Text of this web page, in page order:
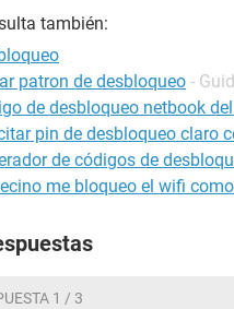
también:
patron de desbloqueo -
de desbloqueo netbook
pin de desbloqueo claro
de códigos de
me bloqueo el wifi
1 / 3